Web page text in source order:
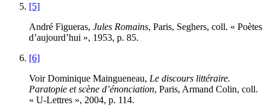
[5]
André Figueras, Jules Romains, Paris, Seghers, coll. « Poètes
d’aujourd’hui », 1953, p. 85.
[6]
Voir Dominique Maingueneau, Le discours littéraire.
Paratopie et scène d’énonciation, Paris, Armand Colin, coll.
« U-Lettres », 2004, p. 114.